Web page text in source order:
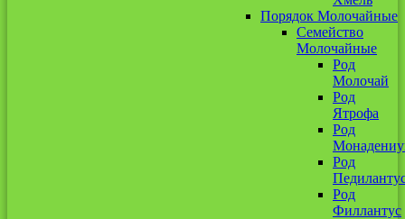
Порядок Молочайные
Семейство
Молочайные
Род
Молочай
Род
Ятрофа
Род
Род
Род
Филлантус